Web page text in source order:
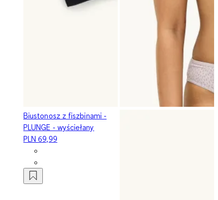
Biustonosz z fiszbinami -
PLUNGE - wyściełany
PLN 69,99